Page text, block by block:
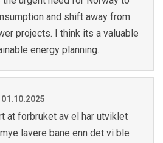
and shift away from
projects. I think its a valuable
energy planning.
01.10.2025
at forbruket av el har utviklet
lavere bane enn det vi ble